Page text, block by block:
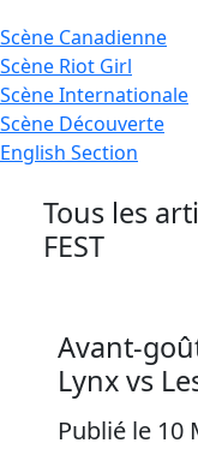
Scène Canadienne
Scène Riot Girl
ScèneInternationale
Scène Découverte
English Section
Tous les
FEST
Avant-
Lynx vs
Publié le 10